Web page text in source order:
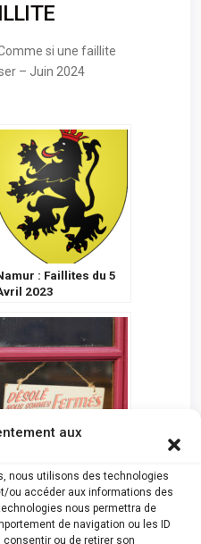
aux
nous utilisons des technologies
ou accéder aux informations des
nous permettra de
de navigation ou les ID
ou de retirer son
si une faillite
– Juin 2024
: Faillites du 5
2023
en mai 2024